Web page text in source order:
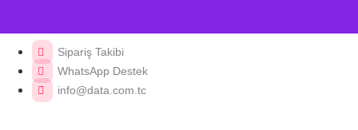
Sipariş Takibi
WhatsApp Destek
info@data.com.tc